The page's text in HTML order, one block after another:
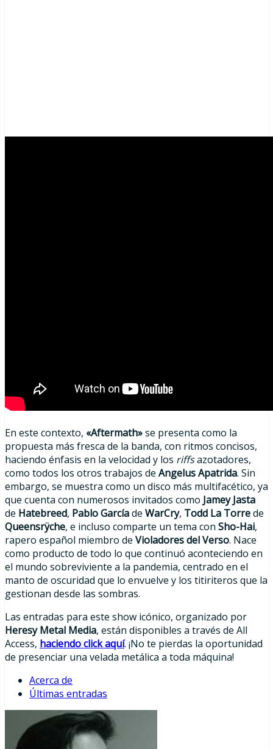
En este contexto, «Aftermath»se presenta como la
propuesta más fresca de la banda, con ritmos concisos,
haciendo énfasis en la velocidad y los riffsazotadores,
como todos los otros trabajos de Angelus Apatrida. Sin
embargo, se muestra como un disco más multifacético, ya
que cuenta con numerosos invitados como Jamey Jasta
de Hatebreed, Pablo Garcíade WarCry, Todd La Torrede
Queensrÿche, e incluso comparte un tema con Sho-Hai,
rapero español miembro de Violadores del Verso. Nace
como producto de todo lo que continuó aconteciendo en
el mundo sobreviviente a la pandemia, centrado en el
manto de oscuridad que lo envuelve y los titiriteros que la
gestionan desde las sombras.
Las entradas para este show icónico, organizado por
Heresy Metal Media, están disponibles a través de All
Access, haciendo click aquí. ¡No te pierdas la oportunidad
de presenciar una velada metálica a toda máquina!
Acerca de
Últimas entradas